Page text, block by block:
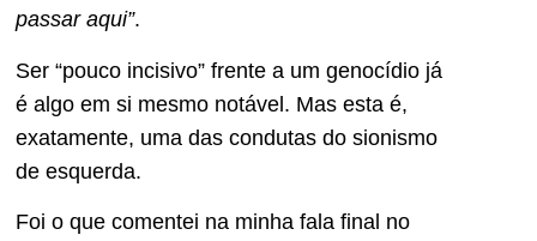
passar aqui”.
Ser “pouco incisivo” frente a um genocídio já
é algo em si mesmo notável. Mas esta é,
exatamente, uma das condutas do sionismo
de esquerda.
Foi o que comentei na minha fala final no